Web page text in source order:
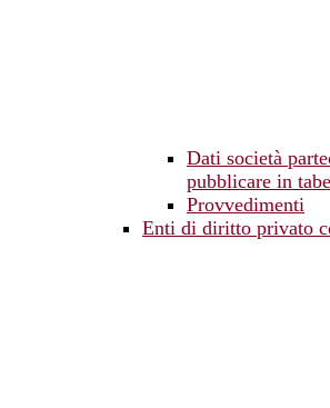
Dati società
pubblicare in
Provvedimenti
Enti di diritto privato